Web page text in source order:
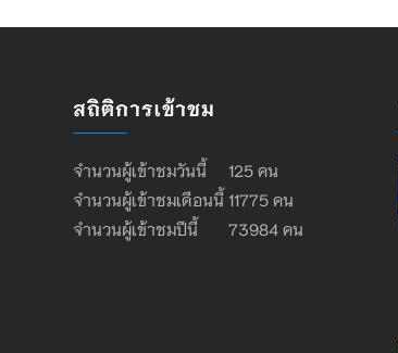
สถิติการเข้าชม
จำนวนผู้เข้าชมวันนี้ 125 คน
จำนวนผู้เข้าชมเดือนนี้ 11775 คน
จำนวนผู้เข้าชมปีนี้ 73984 คน